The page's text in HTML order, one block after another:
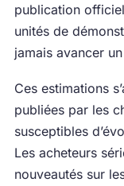
publication
unités de
jamais avancer
Ces estimations
publiées par les
susceptibles
Les acheteurs
nouveautés sur